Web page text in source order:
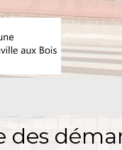
des